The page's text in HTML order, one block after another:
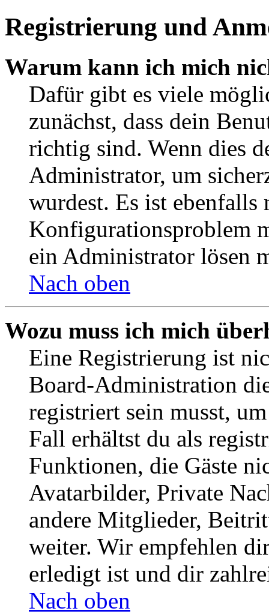
Registrierung und
Warum kann ich mich
Dafür gibt es viele
zunächst, dass dein
richtig sind. Wenn dies
Administrator, um
wurdest. Es ist ebenfalls
Konfigurationsproblem
ein Administrator lösen
Nach oben
Wozu muss ich mich
Eine Registrierung ist
Board-Administration
registriert sein musst,
Fall erhältst du als
Funktionen, die Gäste
Avatarbilder, Private
andere Mitglieder,
weiter. Wir empfehlen
erledigt ist und dir
Nach oben